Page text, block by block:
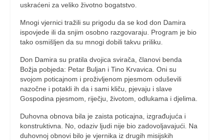
uskraćeni za veliko životno bogatstvo.
Mnogi vjernici tražili su prigodu da se kod don Damira
ispovjede ili da snjim osobno razgovaraju. Program je bio
tako osmišljen da su mnogi dobili takvu priliku.
Don Damira su pratila dvojica svirača, članovi benda
Božja pobjeda: Petar Buljan i Tino Krvavica. Oni su
svojom poticajnom i proživljenom pjesmom oduševili
nazočne i potakli ih da i sami kliču, pjevaju i slave
Gospodina pjesmom, riječju, životom, odlukama i djelima.
Duhovna obnova bila je zaista poticajna, izgrađujuća i
konstruktivna. No, odaziv ljudi nije bio zadovoljavajući. Na
duhovnoj obnovi bilo je vjernika iz drugih misijskih